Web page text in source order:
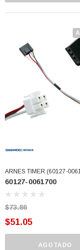
AH388034,
ARNES TIMER (60127-
60127-0061700
$73.86
$51.05
AGOTADO